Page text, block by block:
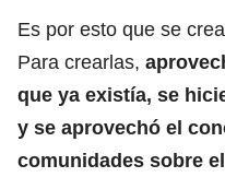
Es por esto que se
Para crearlas,
que ya existía, se
y se aprovechó el
comunidades sobre